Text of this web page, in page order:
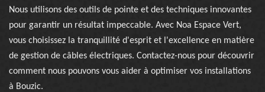
Nous utilisons des outils de pointe et des techniques innovantes
pour garantir un résultat impeccable. Avec Noa Espace Vert,
vous choisissez la tranquillité d'esprit et l'excellence en matière
de gestion de câbles électriques. Contactez-nous pour découvrir
comment nous pouvons vous aider à optimiser vos installations
à Bouzic.